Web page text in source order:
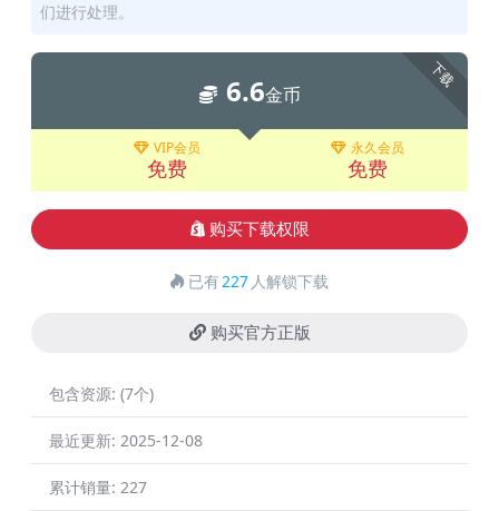
们进行处理。
下载
6.6金币
VIP会员
免费
永久会员
免费
购买下载权限
已有227 人解锁下载
购买官方正版
包含资源: (7个)
最近更新: 2025-12-08
累计销量: 227